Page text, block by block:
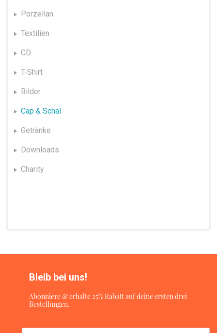
Porzellan
Textilien
CD
T-Shirt
Bilder
Cap & Schal
Getränke
Downloads
Charity
Bleib bei uns!
Abonniere & erhalte 25% Rabatt auf deine ersten drei
Bestellungen.